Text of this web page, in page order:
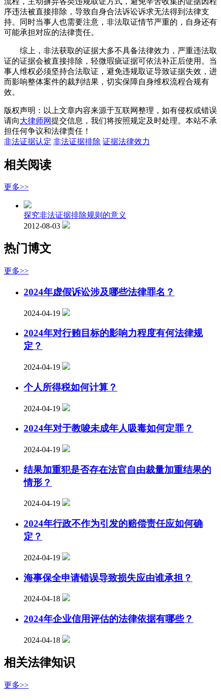
序违法被直接排除，导致自身合法诉讼诉求无法得到法律支
持。同时当事人也需要注意，非法取证情节严重的，自身还有
可能承担对应的法律责任。
综上，非法获取的证据大多不具备法律效力，严重违法取
证的证据会被直接排除，轻微瑕疵证据可依法补正后使用。当
事人维权必须坚持合法取证，避免违规取证导致证据失效，进
而影响整体案件的裁判结果，切实保障自身维权流程合规有
效。
版权声明：以上文章内容来源于互联网整理，如有侵权或错误
请向大律师网提交信息，我们将按照规定及时处理。本站不承
担任何争议和法律责任！
非法证据认定 非法证据排除 证据法律效力
相关阅读
更多>>
探究非法证据排除规则的意义
2012-08-03
热门博文
更多>>
2024年虚假诉讼涉及哪些法律罪名？
2024-04-19
2024年对行贿目标的影响力程度有何法律规
定？
2024-04-19
个人所得税如何计算？
2024-04-19
2024年对于教唆未成年人吸毒如何定罪？
2024-04-19
结果加重犯是否存在法官自由裁量加重结果的
情形？
2024-04-19
2024年行政不作为引发的赔偿责任应如何确
定？
2024-04-19
海事保全申请错误导致损失应由谁承担？
2024-04-18
2024年企业信用评估的法律依据有哪些？
2024-04-18
相关法律知识
更多>>